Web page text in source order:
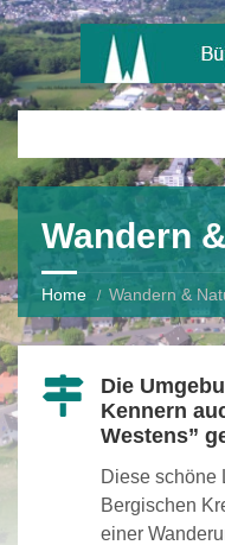
Wandern
Home Wandern &
Die
Kennern
Westens”
Diese schöne
Bergischen
einer